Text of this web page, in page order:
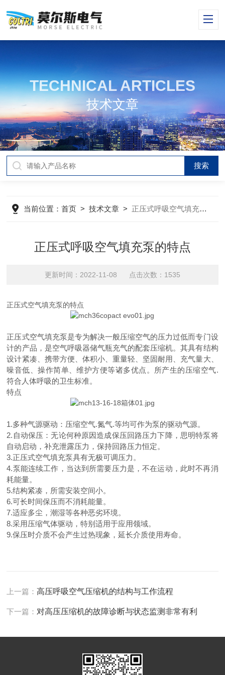
TECHNICAL ARTICLES
技术文章
当前位置：首页 >技术文章 > 正压式呼吸空气填充泵的特点
正压式呼吸空气填充泵的特点
更新时间：2022-11-08 点击次数：1535
正压式空气填充泵的特点
正压式空气填充泵是专为解决一般压缩空气的压力过低而专门设
计的产品，是空气呼吸器储气瓶充气的配套压缩机。其具有结构
设计紧凑、携带方便、体积小、重量轻、坚固耐用、充气量大、
噪音低、操作简单、维护方便等诸多优点。所产生的压缩空气.
符合人体呼吸的卫生标准。
特点
1.多种气源驱动：压缩空气.氮气.等均可作为泵的驱动气源。
2.自动保压：无论何种原因造成保压回路压力下降，思明特泵将
自动启动，补充泄露压力，保持回路压力恒定。
3.正压式空气填充泵具有无极可调压力。
4.泵能连续工作，当达到所需要压力是，不在运动，此时不再消
耗能量。
5.结构紧凑，所需安装空间小。
6.可长时间保压而不消耗能量。
7.适应多尘，潮湿等各种恶劣环境。
8.采用压缩气体驱动，特别适用于应用领域。
9.保压时介质不会产生过热现象，延长介质使用寿命。
上一篇：高压呼吸空气压缩机的结构与工作流程
下一篇： 对高压压缩机的故障诊断与状态监测非常有利